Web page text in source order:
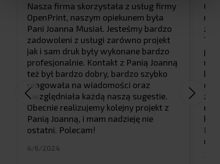
Nasza firma skorzystała z usług firmy
OpenPrint, naszym opiekunem była
Pani Joanna Musiał. Jesteśmy bardzo
zadowoleni z usługi zarówno projekt
jak i sam druk były wykonane bardzo
profesjonalnie. Kontakt z Panią Joanną
też był bardzo dobry, bardzo szybko
reagowała na wiadomości oraz
uwzględniała każdą naszą sugestie.
Obecnie realizujemy kolejny projekt z
Panią Joanną, i mam nadzieję nie
ostatni. Polecam!
4/6/2024
mi
co
Na
7/6/